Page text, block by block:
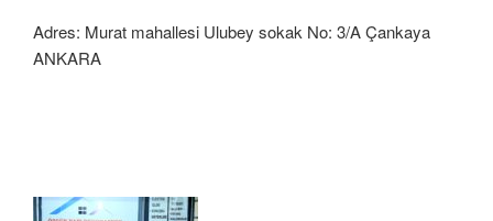
Adres: Murat mahallesi Ulubey sokak No: 3/A Çankaya
ANKARA